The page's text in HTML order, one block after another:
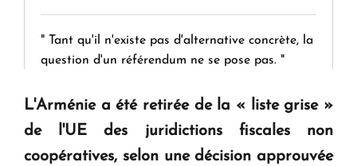
" Tant qu'il n'existe pas d'alternative concrète, la
question d'un référendum ne se pose pas. "
KASA : 30 ans d'audace, de résilience et d'avenir
en Arménie
L'Arménie a été retirée de la « liste grise »
de l'UE des juridictions fiscales non
coopératives, selon une décision approuvée